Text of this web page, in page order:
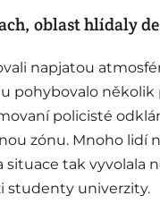
oblast hlídaly
napjatou
pohybovalo několik
policisté
zónu. Mnoho lidí
situace tak vyvolala
studenty univerzity.